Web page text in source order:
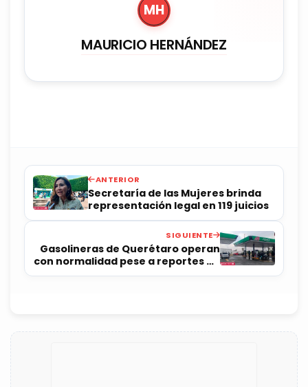
MH
MAURICIO HERNÁNDEZ
ANTERIOR
Secretaría de las Mujeres brinda
representación legal en 119 juicios
SIGUIENTE
Gasolineras de Querétaro operan
con normalidad pese a reportes de
desabasto